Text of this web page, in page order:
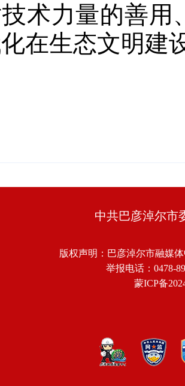
术力量的善
在生态文明建
中共巴彦淖尔市
版权声明：巴彦淖尔市融媒
举报电话：0478-
蒙ICP备